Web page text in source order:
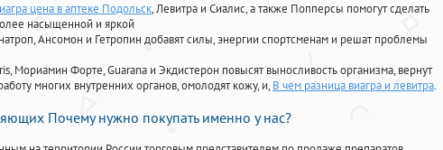
цена в аптеке Подольск, Левитра и Сиалис, а также Попперсы помогут сделать
насыщенной и яркой
Ансомон и Гетропин добавят силы, энергии спортсменам и решат проблемы
Мориамин Форте, Guarana и Экдистерон повысят выносливость организма, вернут
многих внутренних органов, омолодят кожу, и, В чем разница виагра и левитра.
Почему нужно покупать именно у нас?